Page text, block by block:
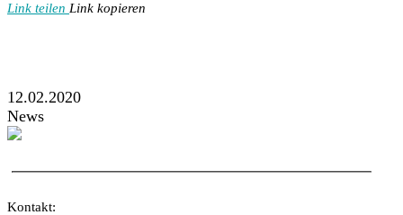
Link teilen Link kopieren
12.02.2020
News
Kontakt: